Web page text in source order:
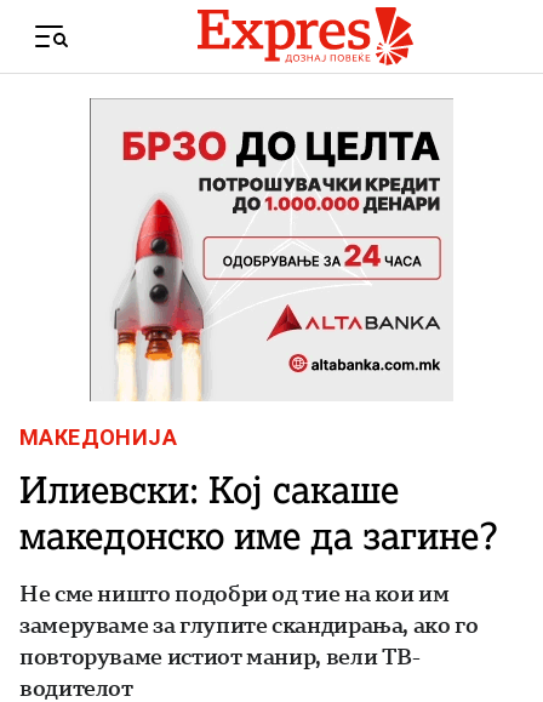
Menu
МАКЕДОНИЈА
Илиевски: Кој сакаше
македонско име да загине?
Не сме ништо подобри од тие на кои им
замеруваме за глупите скандирања, ако го
повторуваме истиот манир, вели ТВ-
водителот